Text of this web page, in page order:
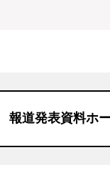
報道発表資料ホ